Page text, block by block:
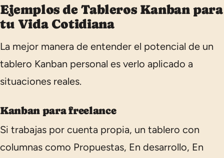
Ejemplos de Tableros Kanban para
tu Vida Cotidiana
La mejor manera de entender el potencial de un
tablero Kanban personal es verlo aplicado a
situaciones reales.
Kanban para freelance
Si trabajas por cuenta propia, un tablero con
columnas como Propuestas, En desarrollo, En